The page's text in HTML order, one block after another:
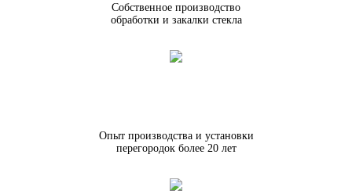
Собственное производство
обработки и закалки стекла
Опыт производства и установки
перегородок более 20 лет